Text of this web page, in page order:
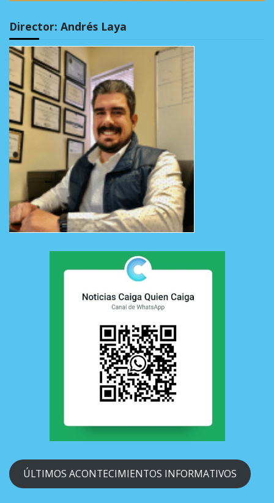
Director: Andrés Laya
ÚLTIMOS ACONTECIMIENTOS INFORMATIVOS